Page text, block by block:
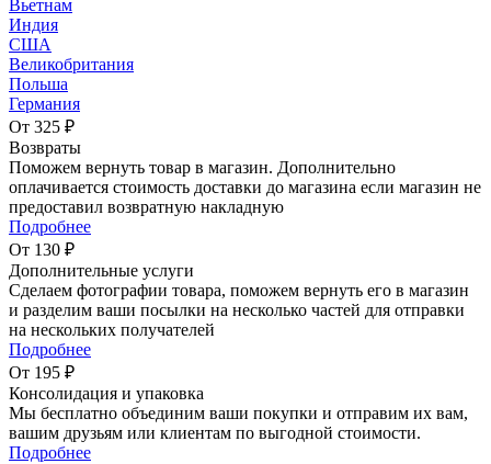
Вьетнам
Индия
США
Великобритания
Польша
Германия
От 325 ₽
Возвраты
Поможем вернуть товар в магазин. Дополнительно
оплачивается стоимость доставки до магазина если магазин не
предоставил возвратную накладную
Подробнее
От 130 ₽
Дополнительные услуги
Сделаем фотографии товара, поможем вернуть его в магазин
и разделим ваши посылки на несколько частей для отправки
на нескольких получателей
Подробнее
От 195 ₽
Консолидация и упаковка
Мы бесплатно объединим ваши покупки и отправим их вам,
вашим друзьям или клиентам по выгодной стоимости.
Подробнее